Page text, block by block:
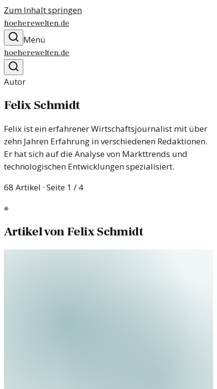
Zum Inhalt springen
hoeherewelten.de
Menü
hoeherewelten.de
Autor
Felix Schmidt
Felix ist ein erfahrener Wirtschaftsjournalist mit über
zehn Jahren Erfahrung in verschiedenen Redaktionen.
Er hat sich auf die Analyse von Markttrends und
technologischen Entwicklungen spezialisiert.
68 Artikel · Seite 1 / 4
※
Artikel vonFelix Schmidt